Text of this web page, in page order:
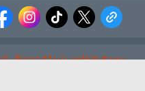
برمجة وتطوير شركة ديجيتال